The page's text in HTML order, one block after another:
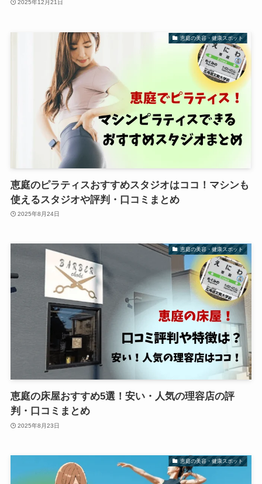
2025年12月21日
恵庭の美容・健康スポット
恵庭のピラティスおすすめスタジオはココ！マシンも
使えるスタジオや評判・口コミまとめ
2025年8月24日
恵庭の美容・健康スポット
恵庭の床屋おすすめ5選！安い・人気の理容店の評
判・口コミまとめ
2025年8月23日
恵庭の美容・健康スポット